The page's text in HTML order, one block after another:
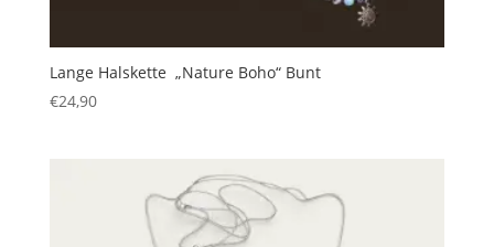
Lange Halskette „Nature Boho“ Bunt
€24,90